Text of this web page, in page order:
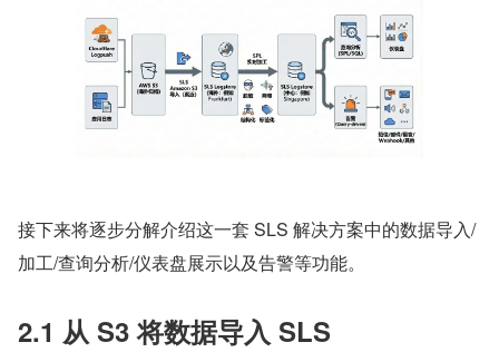
接下来将逐步分解介绍这一套 SLS 解决方案中的数据导入/
加工/查询分析/仪表盘展示以及告警等功能。
2.1 从 S3 将数据导入 SLS